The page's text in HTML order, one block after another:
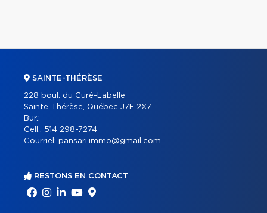
SAINTE-THÉRÈSE
228 boul. du Curé-Labelle
Sainte-Thérèse, Québec J7E 2X7
Bur.:
Cell.: 514 298-7274
Courriel: pansari.immo@gmail.com
RESTONS EN CONTACT